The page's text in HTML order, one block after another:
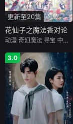
更新至20集
花仙子之魔法香对论
动漫 奇幻魔法 寻宝 中国动漫
3.0